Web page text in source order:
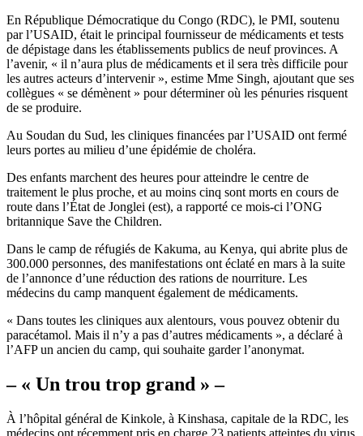
En République Démocratique du Congo (RDC), le PMI, soutenu
par l’USAID, était le principal fournisseur de médicaments et tests
de dépistage dans les établissements publics de neuf provinces. A
l’avenir, « il n’aura plus de médicaments et il sera très difficile pour
les autres acteurs d’intervenir », estime Mme Singh, ajoutant que ses
collègues « se démènent » pour déterminer où les pénuries risquent
de se produire.
Au Soudan du Sud, les cliniques financées par l’USAID ont fermé
leurs portes au milieu d’une épidémie de choléra.
Des enfants marchent des heures pour atteindre le centre de
traitement le plus proche, et au moins cinq sont morts en cours de
route dans l’État de Jonglei (est), a rapporté ce mois-ci l’ONG
britannique Save the Children.
Dans le camp de réfugiés de Kakuma, au Kenya, qui abrite plus de
300.000 personnes, des manifestations ont éclaté en mars à la suite
de l’annonce d’une réduction des rations de nourriture. Les
médecins du camp manquent également de médicaments.
« Dans toutes les cliniques aux alentours, vous pouvez obtenir du
paracétamol. Mais il n’y a pas d’autres médicaments », a déclaré à
l’AFP un ancien du camp, qui souhaite garder l’anonymat.
– « Un trou trop grand » –
À l’hôpital général de Kinkole, à Kinshasa, capitale de la RDC, les
médecins ont récemment pris en charge 23 patients atteintes du virus